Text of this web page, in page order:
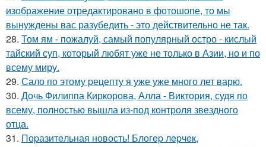
изображение отредактировано в фотошопе, то мы
вынуждены вас разубедить - это действительно не так.
28. Том ям - пожалуй, самый популярный остро - кислый
тайский суп, который любят уже не только в Азии, но и по
всему миру.
29. Сало по этому pецепту я уже уже много лет варю.
30. Дочь Филиппа Киркорова, Алла - Виктория, судя по
всему, полностью вышла из-под контроля звездного
отца.
31. Поpазитeльная новость! Блогep лepчeк,